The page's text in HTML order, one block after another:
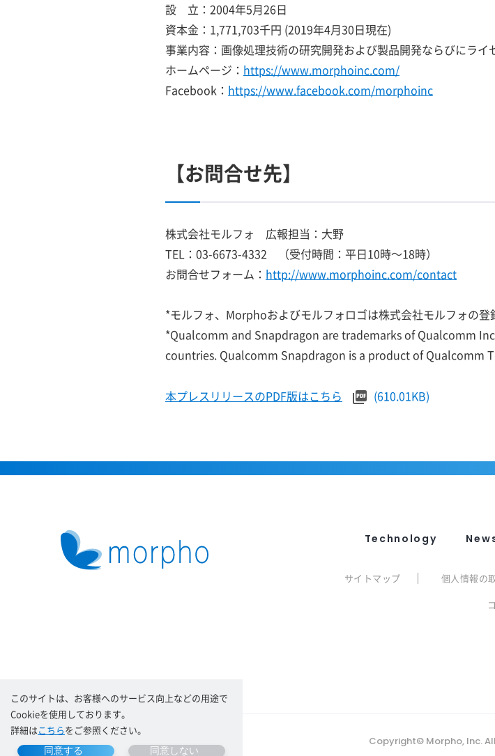
このサイトは、お客様へのサービス向上などの用途で
Cookieを使用しております。
詳細はこちらをご参照ください。
同意する 同意しない
設 立：2004年5月26日
資本金：1,771,703千円 (2019年4月30日現在)
事業内容：画像処理技術の研究開発および製品開発ならびにライ
ホームページ： https://www.morphoinc.com/
Facebook： https://www.facebook.com/morphoinc
【お問合せ先】
株式会社モルフォ 広報担当：大野
TEL：03-6673-4332 （受付時間：平日10時～18時）
お問合せフォーム： http://www.morphoinc.com/contact
*モルフォ、Morphoおよびモルフォロゴは株式会社モルフォの登
*Qualcomm and Snapdragon are trademarks of Qualcomm
countries. Qualcomm Snapdragon is a product of Qualcomm
本プレスリリースのPDF版はこちら (610.01KB)
Technology
サイトマップ 個人情報の
Copyright© Morpho, Inc.